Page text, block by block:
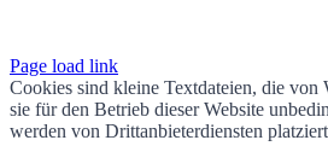
Page load link
Cookies sind kleine Textdateien, die von
sie für den Betrieb dieser Website
werden von Drittanbieterdiensten